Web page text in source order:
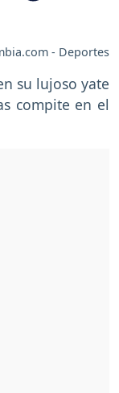
- Deportes
su lujoso yate
compite en el